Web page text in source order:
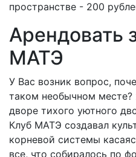
пространстве - 200
Арендовать
МАТЭ
У Вас возник вопрос,
таком необычном
дворе тихого уютного
Клуб МАТЭ создавал
корневой системы
все, что собиралось по